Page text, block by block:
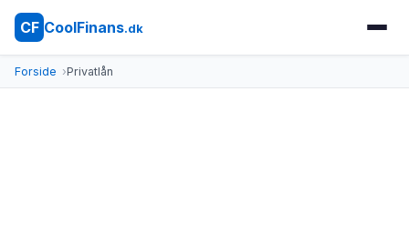
CF CoolFinans.dk
Forside Privatlån